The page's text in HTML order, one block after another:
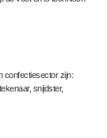
confectiesector zijn:
snijdster,